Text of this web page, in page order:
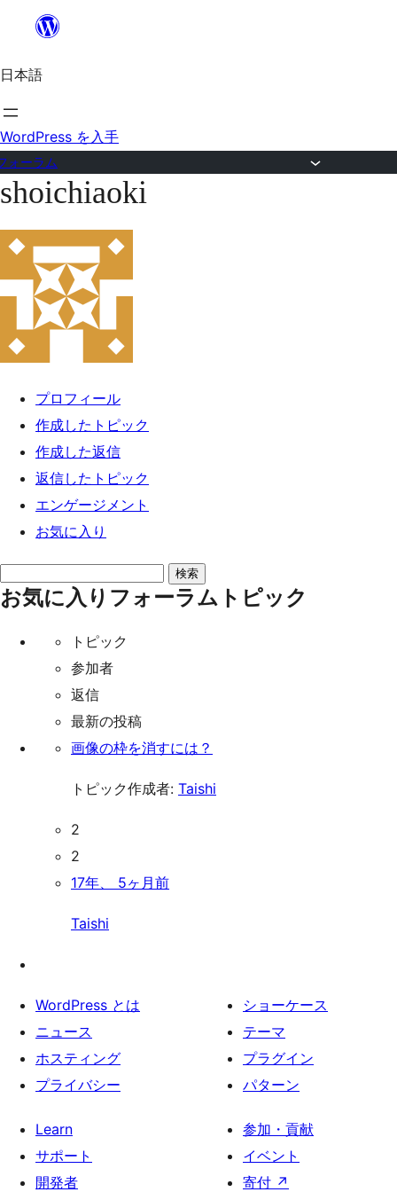
を
ス
キ
ッ
プ
日本語
WordPress を入手
ォーラム
コ
テ
ツ
ス
shoichiaoki
プロフィール
作成したトピック
作成した返信
返信したトピック
エンゲージメント
お気に入り
ピ
お気に入りフォーラムトピック
トピック
参加者
返信
最新の投稿
画像の枠を消すには？
トピック作成者: Taishi
2
2
17年、 5ヶ月前
Taishi
WordPress とは
ニュース
ホスティング
プライバシー
ショーケース
テーマ
プラグイン
パターン
Learn
サポート
開発者
参加・貢献
イベント
寄付 ↗